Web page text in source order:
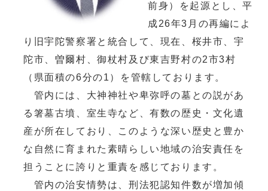
前身）を起源とし、平
成26年3月の再編によ
り旧宇陀警察署と統合して、現在、桜井市、宇
陀市、曽爾村、御杖村及び東吉野村の2市3村
（県面積の6分の1）を管轄しております。
管内には、大神神社や卑弥呼の墓との説があ
る箸墓古墳、室生寺など、有数の歴史・文化遺
産が所在しており、このような深い歴史と豊か
な自然に育まれた素晴らしい地域の治安責任を
担うことに誇りと重責を感じております。
管内の治安情勢は、刑法犯認知件数が増加傾